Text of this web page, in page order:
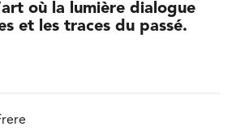
où la lumière dialogue
et les traces du passé.